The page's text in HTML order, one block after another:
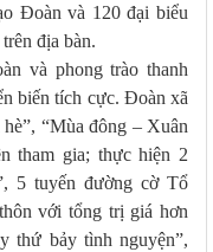
Đoàn và 120 đại biểu
địa bàn.
và phong trào thanh
biến tích cực. Đoàn xã
“Mùa đông – Xuân
tham gia; thực hiện 2
5 tuyến đường cờ Tổ
với tổng trị giá hơn
thứ bảy tình nguyện”,